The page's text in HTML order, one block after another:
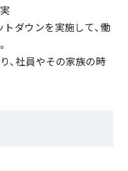
ダウンを実施して、働
、社員やその家族の時